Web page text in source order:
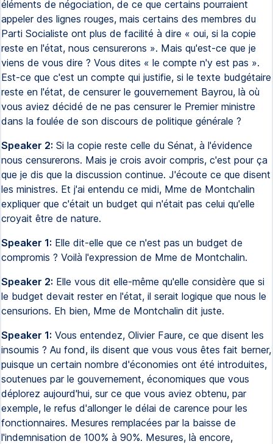
éléments de négociation, de ce que certains pourraient
appeler des lignes rouges, mais certains des membres du
Parti Socialiste ont plus de facilité à dire « oui, si la copie
reste en l'état, nous censurerons ». Mais qu'est-ce que je
viens de vous dire ? Vous dites « le compte n'y est pas ».
Est-ce que c'est un compte qui justifie, si le texte budgétaire
reste en l'état, de censurer le gouvernement Bayrou, là où
vous aviez décidé de ne pas censurer le Premier ministre
dans la foulée de son discours de politique générale ?
Speaker 2: Si la copie reste celle du Sénat, à l'évidence
nous censurerons. Mais je crois avoir compris, c'est pour ça
que je dis que la discussion continue. J'écoute ce que disent
les ministres. Et j'ai entendu ce midi, Mme de Montchalin
expliquer que c'était un budget qui n'était pas celui qu'elle
croyait être de nature.
Speaker 1: Elle dit-elle que ce n'est pas un budget de
compromis ? Voilà l'expression de Mme de Montchalin.
Speaker 2: Elle vous dit elle-même qu'elle considère que si
le budget devait rester en l'état, il serait logique que nous le
censurions. Eh bien, Mme de Montchalin dit juste.
Speaker 1: Vous entendez, Olivier Faure, ce que disent les
insoumis ? Au fond, ils disent que vous vous êtes fait berner,
puisque un certain nombre d'économies ont été introduites,
soutenues par le gouvernement, économiques que vous
déplorez aujourd'hui, sur ce que vous aviez obtenu, par
exemple, le refus d'allonger le délai de carence pour les
fonctionnaires. Mesures remplacées par la baisse de
l'indemnisation de 100% à 90%. Mesures, là encore,